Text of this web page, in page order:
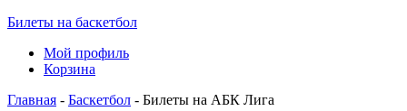
Билеты на баскетбол
Мой профиль
Корзина
Главная - Баскетбол - Билеты на АБК Лига